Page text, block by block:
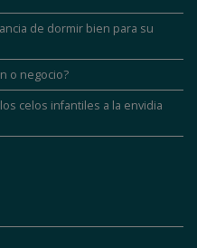
de dormir bien para su
o negocio?
celos infantiles a la envidia